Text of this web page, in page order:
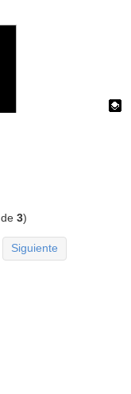
de3)
Siguiente